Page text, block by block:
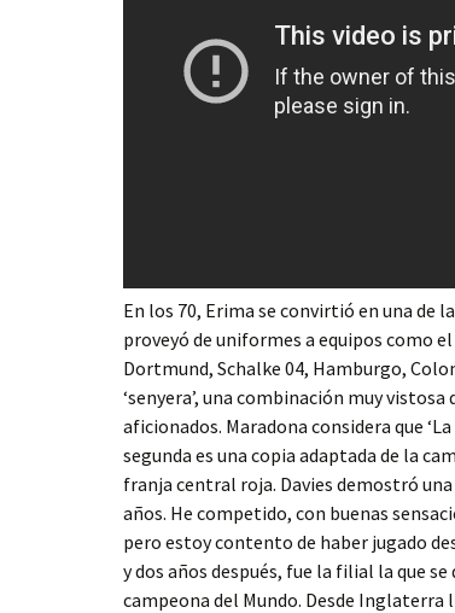
En los 70, Erima se convirtió en una de
proveyó de uniformes a equipos como
Dortmund, Schalke 04, Hamburgo,
‘senyera’, una combinación muy
aficionados. Maradona considera que
segunda es una copia adaptada de la
franja central roja. Davies demostró
años. He competido, con buenas
pero estoy contento de haber jugado
y dos años después, fue la filial la que
campeona del Mundo. Desde